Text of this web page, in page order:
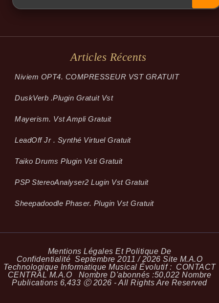
Articles Récents
Niviem OPT4. COMPRESSEUR VST GRATUIT
Dusk­Verb .plugin Gratuit Vst
Mayerism. Vst Ampli Gratuit
LeadOff Jr . Synthé Virtuel Gratuit
Taiko Drums Plugin Vsti Gratuit
PSP StereoAnalyser2 Lugin Vst Gratuit
Sheepadoodle Phaser. Plugin Vst Gratuit
Mentions Légales Et Politique De
Confidentialité Septembre 2011 / 2026 Site M.A.O
Technologique Informatique Musical Évolutif : CONTACT
CENTRAL M.A.O Nombre D'abonnés :50,022 Nombre
Publications 6,433 Ⓒ 2026 - All Rights Are Reserved